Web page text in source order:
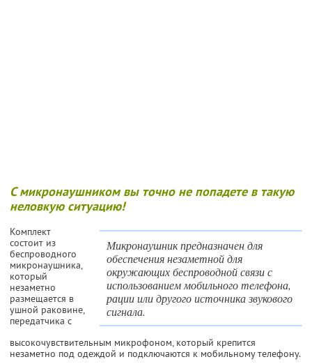
С микронаушником вы точно не попадете в такую
неловкую ситуацию!
Микронаушник предназначен для
обеспечения незаметной для
окружающих беспроводной связи с
использованием мобильного телефона,
рации или другого источника звукового
сигнала.
Комплект
состоит из
беспроводного
микронаушника,
который
незаметно
размещается в
ушной раковине,
передатчика с
высокочувствительным микрофоном, который крепится
незаметно под одеждой и подключаются к мобильному телефону.